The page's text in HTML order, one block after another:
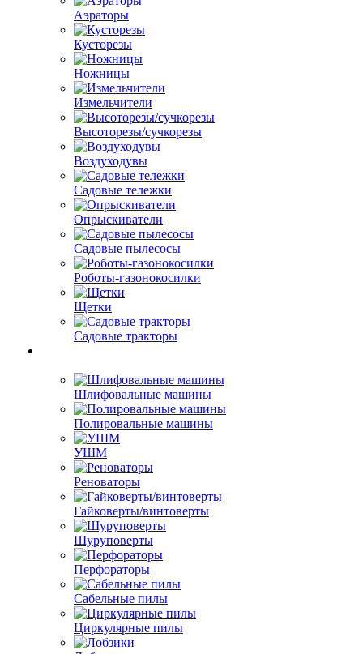
Аэраторы
Кусторезы
Ножницы
Измельчители
Высоторезы/сучкорезы
Воздуходувы
Садовые тележки
Опрыскиватели
Садовые пылесосы
Роботы-газонокосилки
Щетки
Садовые тракторы
Шлифовальные машины
Полировальные машины
УШМ
Реноваторы
Гайковерты/винтоверты
Шуруповерты
Перфораторы
Сабельные пилы
Циркулярные пилы